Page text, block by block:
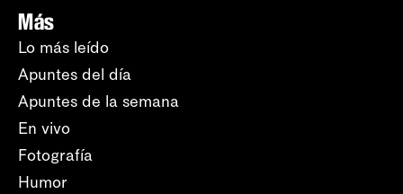
Más
Lo más leído
Apuntes del día
Apuntes de la semana
En vivo
Fotografía
Humor